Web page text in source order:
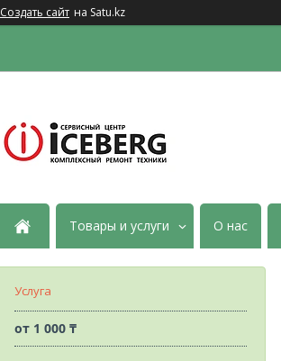
Создать сайт на Satu.kz
Товары и услуги О нас
Услуга
от 1 000 ₸